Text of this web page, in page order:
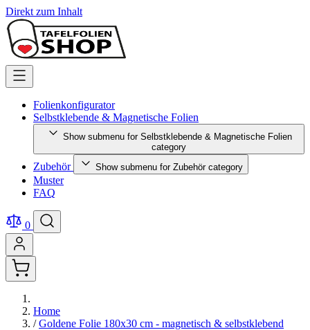
Direkt zum Inhalt
Folienkonfigurator
Selbstklebende & Magnetische Folien
Show submenu for Selbstklebende & Magnetische Folien
category
Zubehör Show submenu for Zubehör category
Muster
FAQ
0
Home
/ Goldene Folie 180x30 cm - magnetisch & selbstklebend